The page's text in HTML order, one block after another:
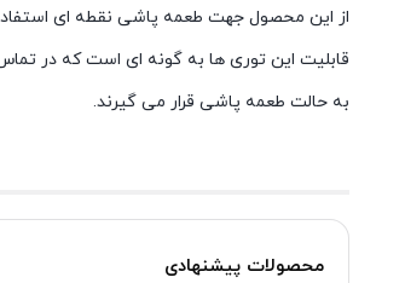
از این محصول جهت طعمه پاشی نقطه ای
قابلیت این توری ها به گونه ای است که در
به حالت طعمه پاشی قرار می گیرند.
محصولات پیشنهادی